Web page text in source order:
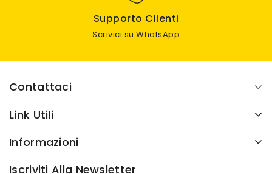
Supporto Clienti
Scrivici su WhatsApp
Contattaci
Link Utili
Informazioni
Iscriviti Alla Newsletter